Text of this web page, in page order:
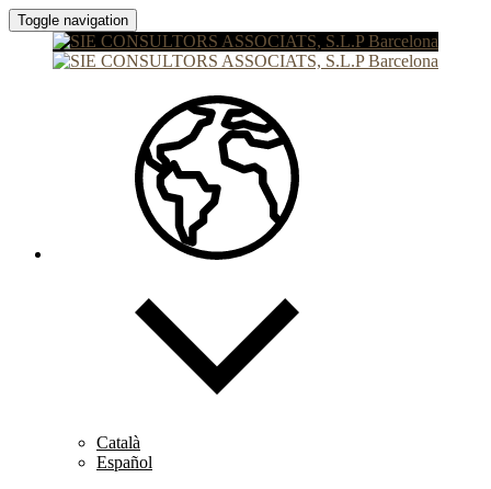
Toggle navigation
Català
Español